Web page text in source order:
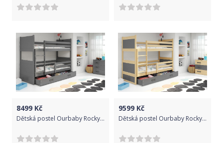
8499 Kč
Dětská postel Ourbaby Rocky 160x80 cm
9599 Kč
Dětská postel Ourbaby Rocky 190x80 cm